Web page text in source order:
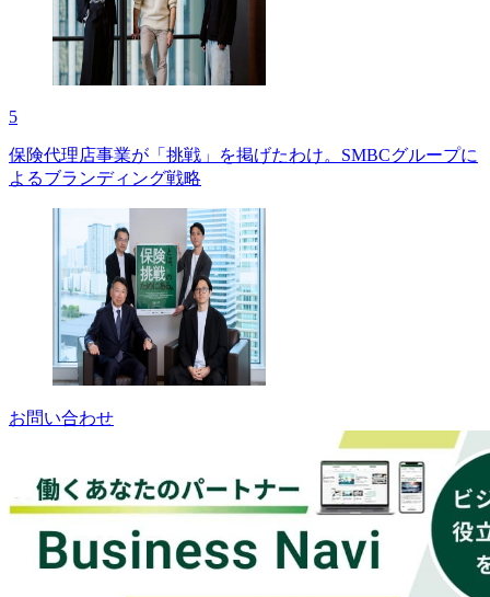
5
保険代理店事業が「挑戦」を掲げたわけ。SMBCグループに
よるブランディング戦略
お問い合わせ